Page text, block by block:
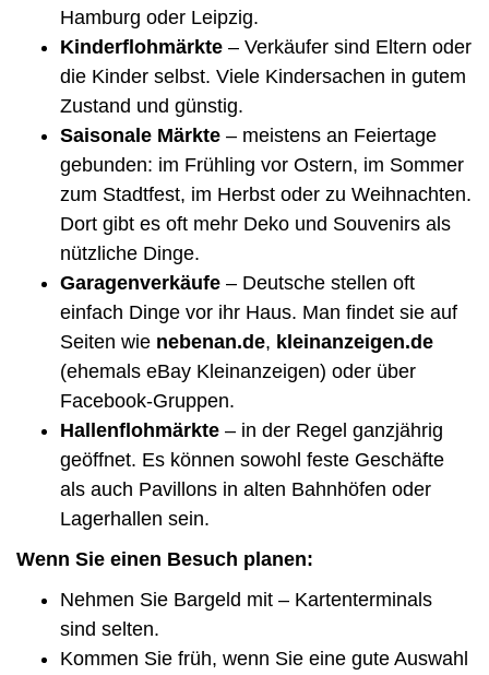
Hamburg oder Leipzig.
Kinderflohmärkte – Verkäufer sind Eltern oder
die Kinder selbst. Viele Kindersachen in gutem
Zustand und günstig.
Saisonale Märkte – meistens an Feiertage
gebunden: im Frühling vor Ostern, im Sommer
zum Stadtfest, im Herbst oder zu Weihnachten.
Dort gibt es oft mehr Deko und Souvenirs als
nützliche Dinge.
Garagenverkäufe – Deutsche stellen oft
einfach Dinge vor ihr Haus. Man findet sie auf
Seiten wie nebenan.de, kleinanzeigen.de
(ehemals eBay Kleinanzeigen) oder über
Facebook-Gruppen.
Hallenflohmärkte – in der Regel ganzjährig
geöffnet. Es können sowohl feste Geschäfte
als auch Pavillons in alten Bahnhöfen oder
Lagerhallen sein.
Wenn Sie einen Besuch planen:
Nehmen Sie Bargeld mit – Kartenterminals
sind selten.
Kommen Sie früh, wenn Sie eine gute Auswahl